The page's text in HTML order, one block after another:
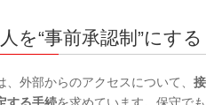
を“事前承認制”にする
、外部からのアクセスについて、